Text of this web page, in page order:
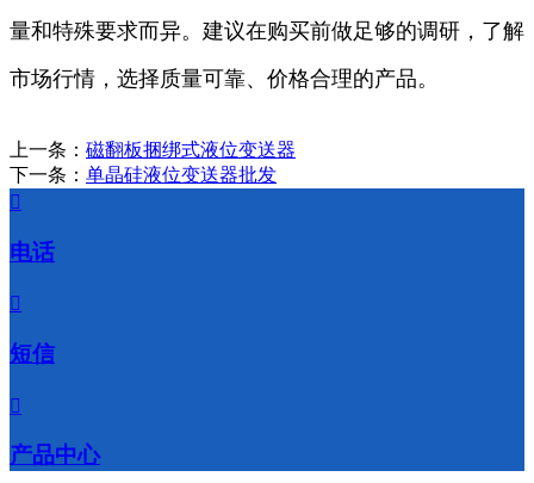
量和特殊要求而异。建议在购买前做足够的调研，了解
市场行情，选择质量可靠、价格合理的产品。
上一条： 磁翻板捆绑式液位变送器
下一条： 单晶硅液位变送器批发

电话

短信

产品中心